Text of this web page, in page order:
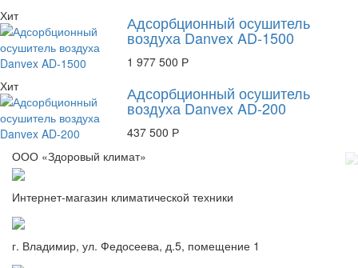
Хит
Адсорбционный осушитель
воздуха Danvex AD-1500
1 977 500 Р
Хит
Адсорбционный осушитель
воздуха Danvex AD-200
437 500 Р
ООО «Здоровый климат»
Интернет-магазин климатической техники
г. Владимир, ул. Федосеева, д.5, помещение 1